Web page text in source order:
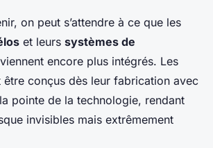
on peut s’attendre à ce que les
et leurs systèmes de
encore plus intégrés. Les
conçus dès leur fabrication avec
pointe de la technologie, rendant
invisibles mais extrêmement